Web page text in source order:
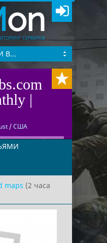
on
СЕРВЕРОВ
В...
|
/США
maps (2 часа